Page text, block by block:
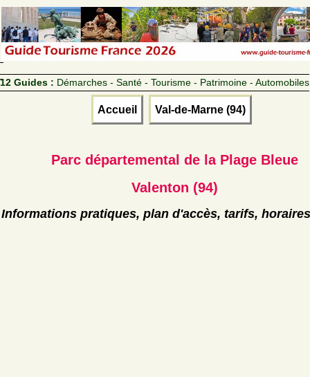
12 Guides : Démarches - Santé - Tourisme - Patrimoine - Automobiles
Accueil Val-de-Marne (94)
Parc départemental de la Plage Bleue
Valenton (94)
Informations pratiques, plan d'accès, tarifs, horaires